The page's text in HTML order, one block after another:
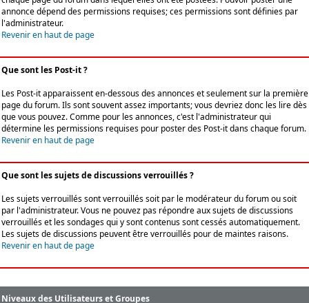
annonce dépend des permissions requises; ces permissions sont définies par
l'administrateur.
Revenir en haut de page
Que sont les Post-it ?
Les Post-it apparaissent en-dessous des annonces et seulement sur la première
page du forum. Ils sont souvent assez importants; vous devriez donc les lire dès
que vous pouvez. Comme pour les annonces, c'est l'administrateur qui
détermine les permissions requises pour poster des Post-it dans chaque forum.
Revenir en haut de page
Que sont les sujets de discussions verrouillés ?
Les sujets verrouillés sont verrouillés soit par le modérateur du forum ou soit
par l'administrateur. Vous ne pouvez pas répondre aux sujets de discussions
verrouillés et les sondages qui y sont contenus sont cessés automatiquement.
Les sujets de discussions peuvent être verrouillés pour de maintes raisons.
Revenir en haut de page
Niveaux des Utilisateurs et Groupes